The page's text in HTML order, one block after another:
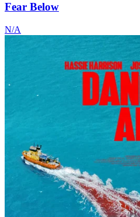
Fear Below
N/A